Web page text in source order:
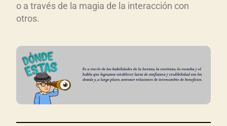
o a través de la magia de la interacción con
otros.